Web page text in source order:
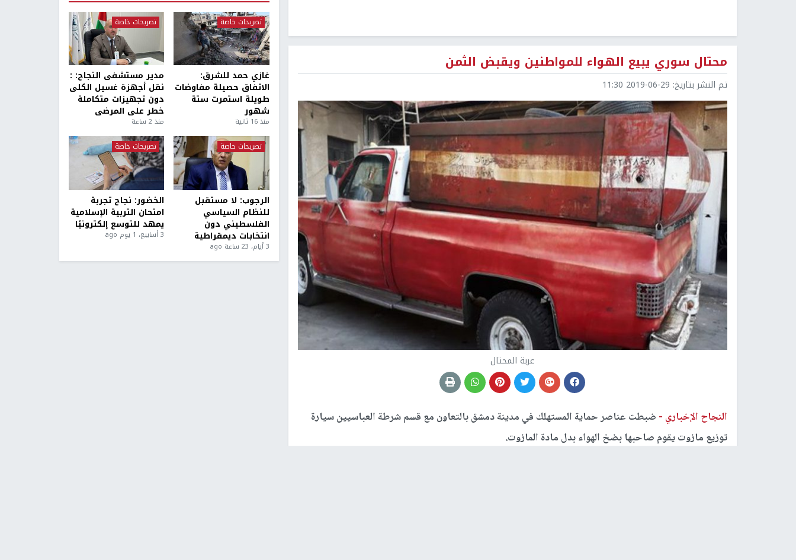
محتال سوري يبيع الهواء للمواطنين ويقبض الثمن
تم النشر بتاريخ: 2019-06-29 11:30
عربة المحتال
النجاح الإخباري - ضبطت عناصر حماية المستهلك في مدينة دمشق بالتعاون مع قسم شرطة العباسيين سيارة
توزيع مازوت يقوم صاحبها بضخ الهواء بدل مادة المازوت.
تصريحات خاصة
غازي حمد للشرق:
الاتفاق حصيلة مفاوضات
طويلة استمرت ستة
شهور
منذ 16 ثانية
تصريحات خاصة
مدير مستشفى النجاح: :
نقل أجهزة غسيل الكلى
دون تجهيزات متكاملة
خطر على المرضى
منذ 2 ساعة
تصريحات خاصة
الرجوب: لا مستقبل
للنظام السياسي
الفلسطيني دون
انتخابات ديمقراطية
3 أيام، 23 ساعة ago
تصريحات خاصة
الخضور: نجاح تجربة
امتحان التربية الإسلامية
يمهد للتوسع إلكترونيًا
3 أسابيع، 1 يوم ago